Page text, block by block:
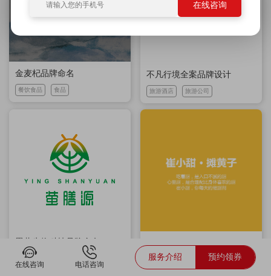
金麦杞品牌命名
餐饮食品 食品
不凡行境全案品牌设计
旅游酒店 旅游公司
医药保健 餐饮食品
在线咨询 电话咨询
服务介绍 预约领券
在线咨询